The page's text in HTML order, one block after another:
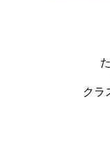
クラ